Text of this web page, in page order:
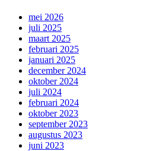
mei 2026
juli 2025
maart 2025
februari 2025
januari 2025
december 2024
oktober 2024
juli 2024
februari 2024
oktober 2023
september 2023
augustus 2023
juni 2023